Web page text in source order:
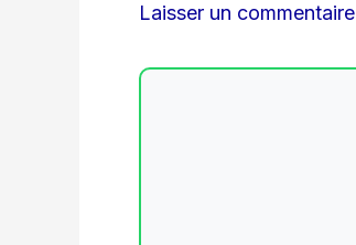
Laisser un commentaire